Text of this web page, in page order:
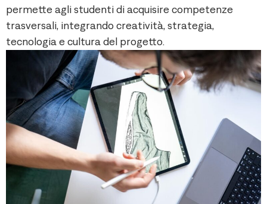
permette agli studenti di acquisire competenze
trasversali, integrando creatività, strategia,
tecnologia e cultura del progetto.